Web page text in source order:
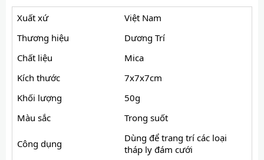
Xuất xứ
Việt Nam
Thương hiệu
Dương Trí
Chất liệu
Mica
Kích thước
7x7x7cm
Khối lượng
50g
Màu sắc
Trong suốt
Công dụng
Dùng để trang trí các loại
tháp ly đám cưới